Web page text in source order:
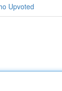
Upvoted